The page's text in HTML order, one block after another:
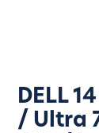
DELL
/ Ultra